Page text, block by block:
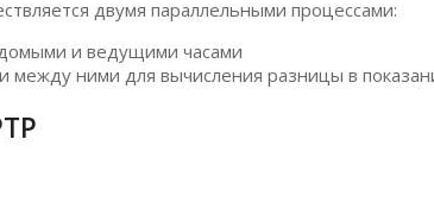
двумя параллельными процессами:
и ведущими часами
ними для вычисления разницы в